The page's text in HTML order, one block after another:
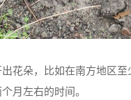
花朵，比如在南方地区
月左右的时间。